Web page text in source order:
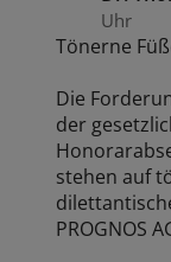
Uhr
Tönerne
Die
der
stehen auf
PROGNOS